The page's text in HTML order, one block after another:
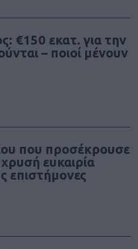
€150 εκατ. για την
– ποιοί μένουν
που προσέκρουσε
ευκαιρία
επιστήμονες